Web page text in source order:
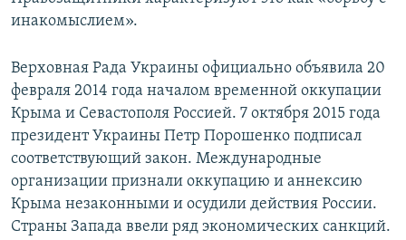
инакомыслием».
Верховная Рада Украины официально объявила 20
февраля 2014 года началом временной оккупации
Крыма и Севастополя Россией. 7 октября 2015 года
президент Украины Петр Порошенко подписал
соответствующий закон. Международные
организации признали оккупацию и аннексию
Крыма незаконными и осудили действия России.
Страны Запада ввели ряд экономических санкций.